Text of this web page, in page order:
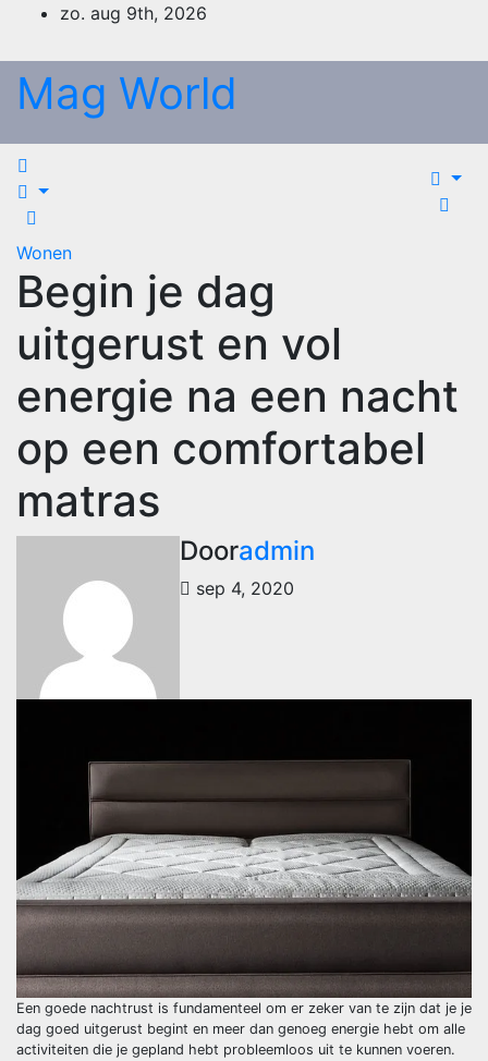
de
inhoud
zo. aug 9th, 2026
Mag World
Wonen
Begin je dag
uitgerust en vol
energie na een nacht
op een comfortabel
matras
Dooradmin
sep 4, 2020
Een goede nachtrust is fundamenteel om er zeker van te zijn dat je je
dag goed uitgerust begint en meer dan genoeg energie hebt om alle
activiteiten die je gepland hebt probleemloos uit te kunnen voeren.